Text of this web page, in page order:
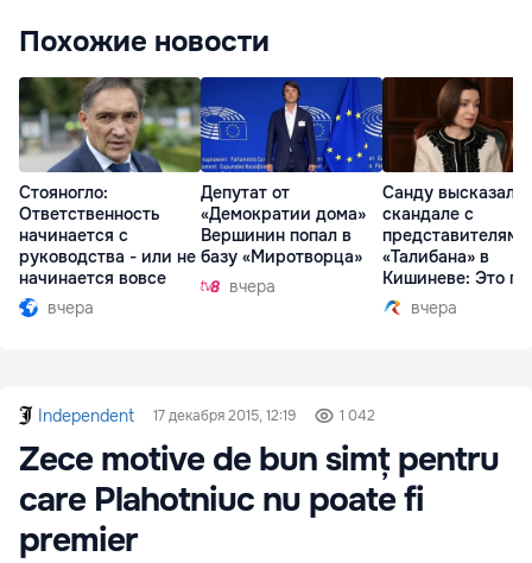
Похожие новости
Стояногло:
Ответственность
начинается с
руководства - или не
начинается вовсе
вчера
Депутат от
«Демократии дома»
Вершинин попал в
базу «Миротворца»
вчера
Санду
скандале с
представителями
«Талибана» в
Кишиневе: Это
вчера
Independent 17 декабря 2015, 12:19 1 042
Zece motive de bun simț pentru
care Plahotniuc nu poate fi
premier